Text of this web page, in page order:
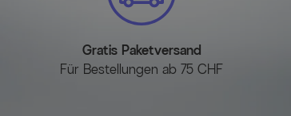
Gratis Paketversand
Für Bestellungen ab 75 CHF